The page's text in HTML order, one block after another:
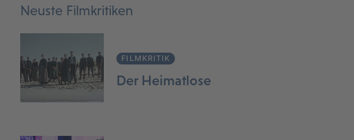
Neuste Filmkritiken
FILMKRITIK
Der Heimatlose